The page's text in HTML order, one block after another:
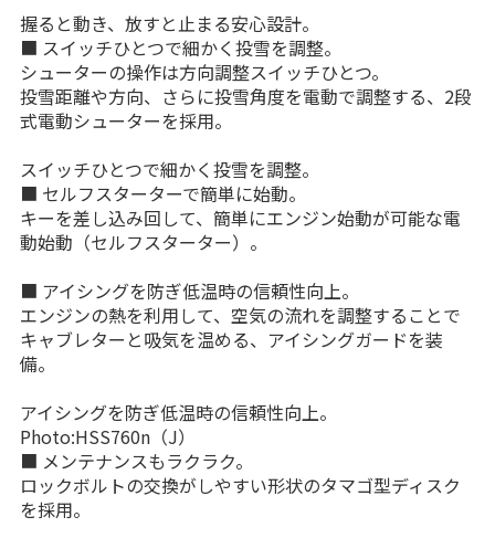
握ると動き、放すと止まる安心設計。
■ スイッチひとつで細かく投雪を調整。
シューターの操作は方向調整スイッチひとつ。
投雪距離や方向、さらに投雪角度を電動で調整する、2段
式電動シューターを採用。
スイッチひとつで細かく投雪を調整。
■ セルフスターターで簡単に始動。
キーを差し込み回して、簡単にエンジン始動が可能な電
動始動（セルフスターター）。
■ アイシングを防ぎ低温時の信頼性向上。
エンジンの熱を利用して、空気の流れを調整することで
キャブレターと吸気を温める、アイシングガードを装
備。
アイシングを防ぎ低温時の信頼性向上。
Photo:HSS760n（J）
■ メンテナンスもラクラク。
ロックボルトの交換がしやすい形状のタマゴ型ディスク
を採用。